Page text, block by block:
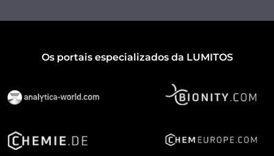
Os portais especializados da LUMITOS